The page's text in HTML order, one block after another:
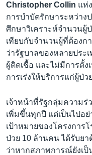
พอดคาสต์
ติดตามเรา
Christopher Collin แห่
การบำบัดรักษาระหว่าง
ศึกษาวิเคราะห์จำนวนผู้
เทียบกับจำนวนผู้ที่ต้องก
ว่ารัฐบาลของหลายประ
ผู้ติดเชื้อ และไม่มีการตั้
การเร่งให้บริการแก่ผู้ป่วย
เจ้าหน้าที่รัฐกลุ่มความ
เพิ่มขึ้นทุกปี แต่เป็นไปอย่
เป้าหมายของโครงการ
ป่วย 10 ล้านคน ได้รับยา
ว่าหากสภาพการณ์ยังเป็